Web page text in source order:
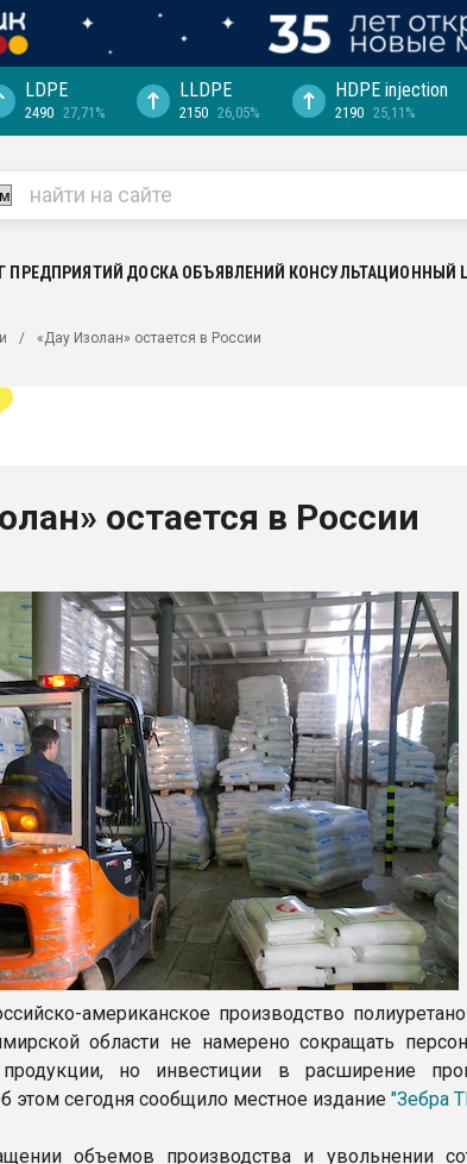
на
рынке
LDPE
2490 27,71%
LLDPE
2150 26,05%
HDPE injection
2190 25,11%
ПРЕДПРИЯТИЙ ДОСКА ОБЪЯВЛЕНИЙ КОНСУЛЬТАЦИОННЫЙ
«Дау Изолан» остается в России
остается в России
американское производство
области не намерено сокращать
но инвестиции в расширение
этом сегодня сообщило местное издание "Зебра
объемов производства и увольнении